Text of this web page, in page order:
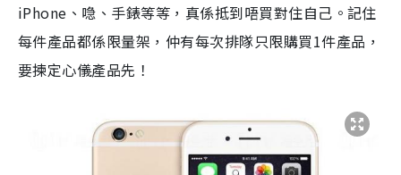
iPhone、喼、手錶等等，真係抵到唔買對住自己。記住
每件產品都係限量架，仲有每次排隊只限購買1件產品，
要揀定心儀產品先！